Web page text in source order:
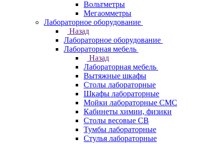
Вольтметры
Мегаомметры
Лабораторное оборудование
Назад
Лабораторное оборудование
Лабораторная мебель
Назад
Лабораторная мебель
Вытяжные шкафы
Столы лабораторные
Шкафы лабораторные
Мойки лабораторные СМС
Кабинеты химии, физики
Столы весовые СВ
Тумбы лабораторные
Стулья лабораторные